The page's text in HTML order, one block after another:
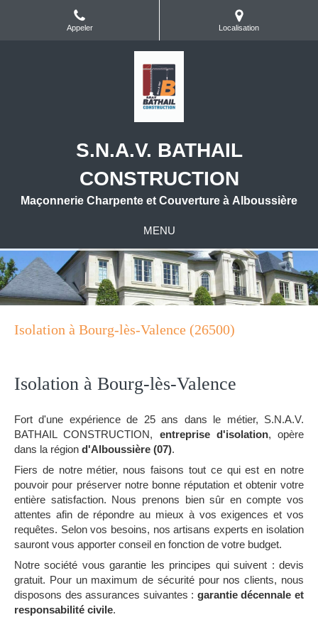
Appeler Localisation
S.N.A.V. BATHAIL
CONSTRUCTION
Maçonnerie Charpente et Couverture à Alboussière
MENU
Isolation à Bourg-lès-Valence (26500)
Isolation à Bourg-lès-Valence
Fort d'une expérience de 25 ans dans le métier, S.N.A.V.
BATHAIL CONSTRUCTION, entreprise d'isolation, opère
dans la région d'Alboussière (07).
Fiers de notre métier, nous faisons tout ce qui est en notre
pouvoir pour préserver notre bonne réputation et obtenir votre
entière satisfaction. Nous prenons bien sûr en compte vos
attentes afin de répondre au mieux à vos exigences et vos
requêtes. Selon vos besoins, nos artisans experts en isolation
sauront vous apporter conseil en fonction de votre budget.
Notre société vous garantie les principes qui suivent : devis
gratuit. Pour un maximum de sécurité pour nos clients, nous
disposons des assurances suivantes : garantie décennale et
responsabilité civile.